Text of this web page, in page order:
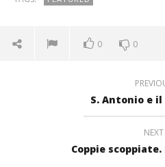
0 0
S. Antonio e il
NEXT
Coppie